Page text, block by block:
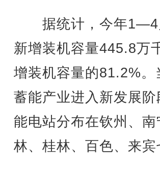
据统计，今年1—4
新增装机容量445.8万
增装机容量的81.2%。
蓄能产业进入新发展
能电站分布在钦州、
林、桂林、百色、来